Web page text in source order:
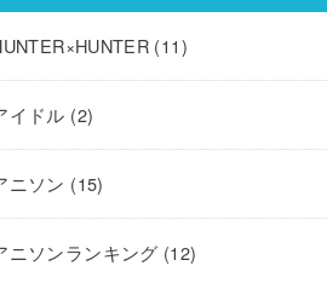
(11)
イドル (2)
ニソン (15)
ニソンランキング (12)